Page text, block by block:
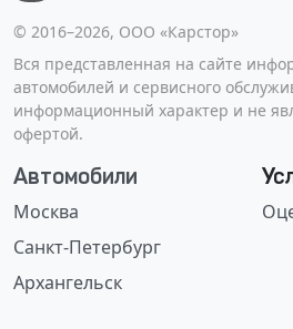
©️ 2016–2026, ООО «Карстор»
Вся представленная на сайте
автомобилей и сервисного
информационный характер и не
офертой.
Автомобили
Москва
Санкт-Петербург
Архангельск